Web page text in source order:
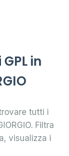
in
tutti i
Filtra
visualizza i